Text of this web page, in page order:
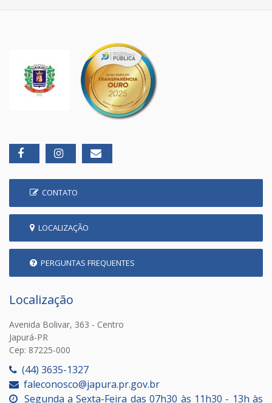
CONTATO
LOCALIZAÇÃO
PERGUNTAS FREQUENTES
Localização
Avenida Bolivar, 363 - Centro
Japurá-PR
Cep: 87225-000
(44) 3635-1327
faleconosco@japura.pr.gov.br
Segunda a Sexta-Feira das 07h30 às 11h30 - 13h às